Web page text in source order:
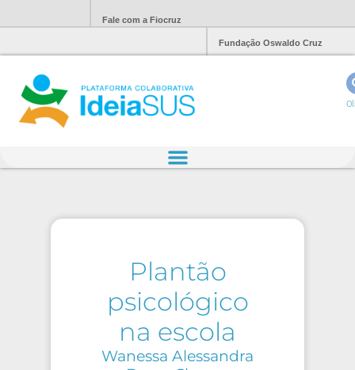
Fale com a Fiocruz
Fundação Oswaldo Cruz
Plantão
psicológico
na escola
Wanessa Alessandra